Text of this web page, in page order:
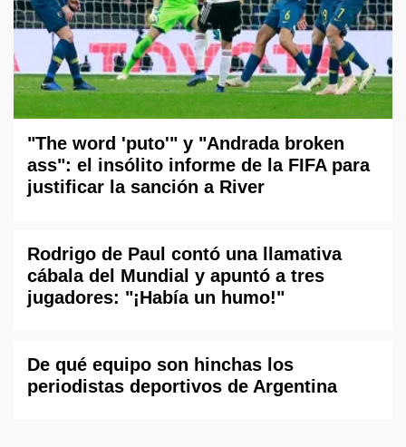
"The word 'puto'" y "Andrada broken
ass": el insólito informe de la FIFA para
justificar la sanción a River
Rodrigo de Paul contó una llamativa
cábala del Mundial y apuntó a tres
jugadores: "¡Había un humo!"
De qué equipo son hinchas los
periodistas deportivos de Argentina